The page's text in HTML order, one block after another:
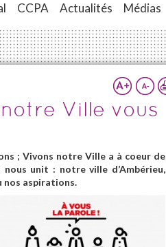
CCPA Actualités Médias
Ville vous
; Vivons notre Ville a à coeur de
unit : notre ville d’Ambérieu,
nos aspirations.